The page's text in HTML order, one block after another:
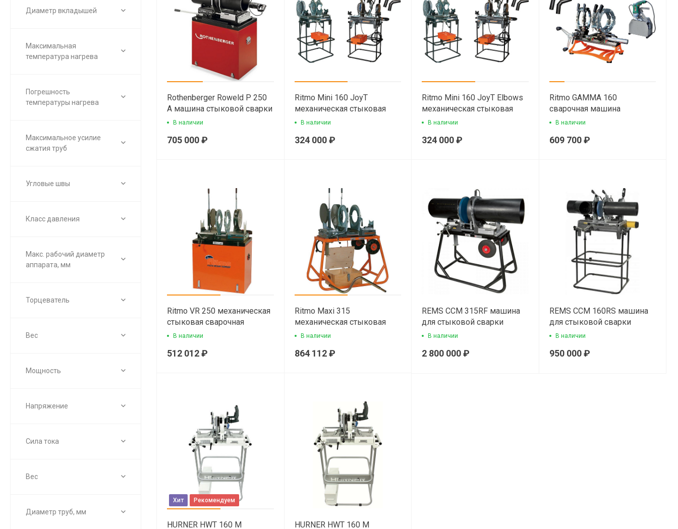
Диаметр вкладышей
Максимальная
температура нагрева
Погрешность
температуры нагрева
Максимальное усилие
сжатия труб
Угловые швы
Класс давления
Макс. рабочий диаметр
аппарата, мм
Торцеватель
Вес
Мощность
Напряжение
Сила тока
Вес
Диаметр труб, мм
Rothenberger Roweld P 250
A машина стыковой сварки
труб
В наличии
705 000 ₽
Ritmo Mini 160 JoyT
механическая стыковая
сварочная машина
В наличии
324 000 ₽
Ritmo Mini 160 JoyT Elbows
механическая стыковая
сварочная машина
В наличии
324 000 ₽
Ritmo GAMMA 160
сварочная машина
В наличии
609 700 ₽
Ritmo VR 250 механическая
стыковая сварочная
машина
В наличии
512 012 ₽
Ritmo Maxi 315
механическая стыковая
сварочная машина
В наличии
864 112 ₽
REMS ССМ 315RF машина
для стыковой сварки
В наличии
2 800 000 ₽
REMS ССМ 160RS машина
для стыковой сварки
В наличии
950 000 ₽
Хит Рекомендуем
HURNER HWT 160 M HURNER HWT 160 M